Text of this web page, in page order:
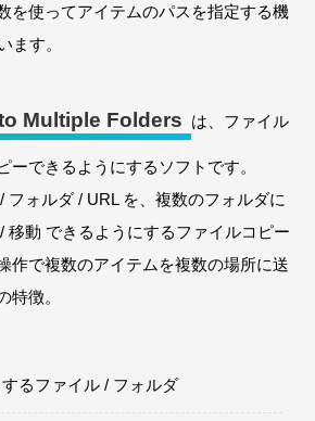
を使ってアイテムのパスを指定する機
ます。
Multiple Folders は、ファイル
ーできるようにするソフトです。
フォルダ / URL を、複数のフォルダに
移動 できるようにするファイルコピー
作で複数のアイテムを複数の場所に送
特徴。
るファイル / フォルダ